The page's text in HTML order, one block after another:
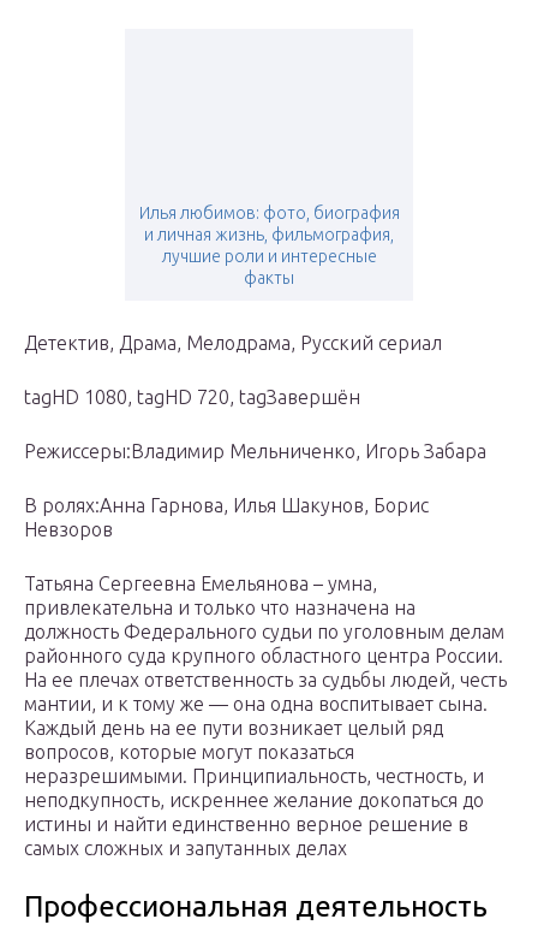
Илья любимов: фото, биография
и личная жизнь, фильмография,
лучшие роли и интересные
факты
Детектив, Драма, Мелодрама, Русский сериал
tagHD 1080, tagHD 720, tagЗавершён
Режиссеры:Владимир Мельниченко, Игорь Забара
В ролях:Анна Гарнова, Илья Шакунов, Борис
Невзоров
Татьяна Сергеевна Емельянова – умна,
привлекательна и только что назначена на
должность Федерального судьи по уголовным делам
районного суда крупного областного центра России.
На ее плечах ответственность за судьбы людей, честь
мантии, и к тому же — она одна воспитывает сына.
Каждый день на ее пути возникает целый ряд
вопросов, которые могут показаться
неразрешимыми. Принципиальность, честность, и
неподкупность, искреннее желание докопаться до
истины и найти единственно верное решение в
самых сложных и запутанных делах
Профессиональная деятельность